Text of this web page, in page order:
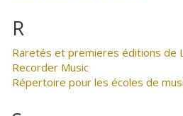
R
Raretés et premieres éditions de
Recorder Music
Répertoire pour les écoles de